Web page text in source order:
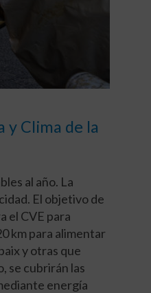
y Clima de la
al año. La
El objetivo de
el CVE para
km para alimentar
y otras que
se cubrirán las
energía